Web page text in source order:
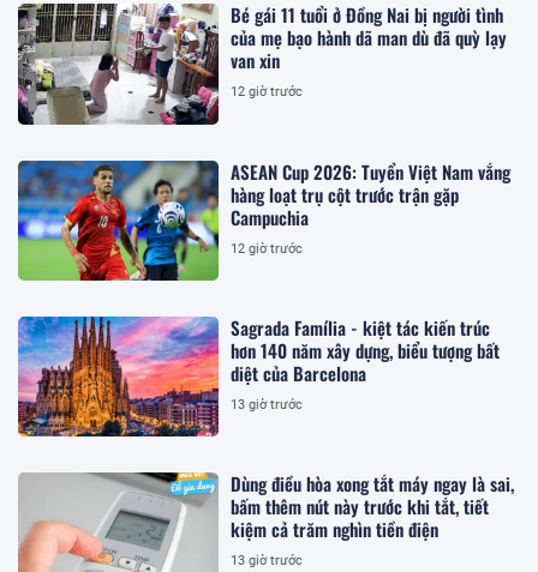
Bé gái 11 tuổi ở Đồng Nai bị người tình
của mẹ bạo hành dã man dù đã quỳ lạy
van xin
12 giờ trước
ASEAN Cup 2026: Tuyển Việt Nam vắng
hàng loạt trụ cột trước trận gặp
Campuchia
12 giờ trước
Sagrada Família - kiệt tác kiến trúc
hơn 140 năm xây dựng, biểu tượng bất
diệt của Barcelona
13 giờ trước
Dùng điều hòa xong tắt máy ngay là sai,
bấm thêm nút này trước khi tắt, tiết
kiệm cả trăm nghìn tiền điện
13 giờ trước